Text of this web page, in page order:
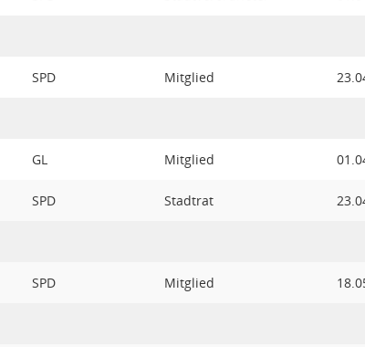
SPD Mitglied
GL Mitglied
SPD Stadtrat
SPD Mitglied